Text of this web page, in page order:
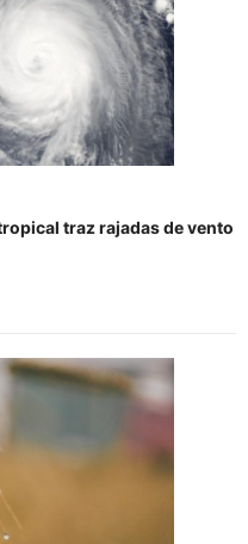
traz rajadas de vento